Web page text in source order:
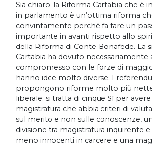
Sia chiaro, la Riforma Cartabia che è
in parlamento è un’ottima riforma
convintamente perché fa fare un
importante in avanti rispetto allo
della Riforma di Conte-Bonafede. La
Cartabia ha dovuto necessariamente
compromesso con le forze di
hanno idee molto diverse. I
propongono riforme molto più
liberale: si tratta di cinque Sì per avere
magistratura che abbia criteri di
sul merito e non sulle conoscenze,
divisione tra magistratura inquirente
meno innocenti in carcere e una